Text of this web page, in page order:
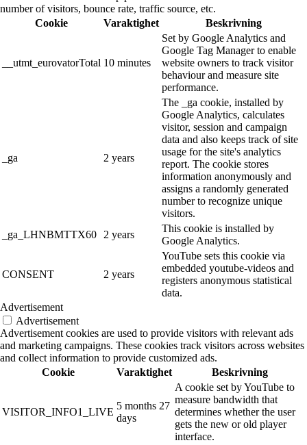
number of visitors, bounce rate, traffic source, etc.
Cookie
Varaktighet Beskrivning
__utmt_eurovatorTotal 10 minutes
Set by Google Analytics and
Google Tag Manager to enable
website owners to track visitor
behaviour and measure site
performance.
_ga 2 years
The _ga cookie, installed by
Google Analytics, calculates
visitor, session and campaign
data and also keeps track of site
usage for the site's analytics
report. The cookie stores
information anonymously and
assigns a randomly generated
number to recognize unique
visitors.
_ga_LHNBMTTX60
2 years
This cookie is installed by
Google Analytics.
CONSENT 2 years
YouTube sets this cookie via
embedded youtube-videos and
registers anonymous statistical
data.
Advertisement
Advertisement
Advertisement cookies are used to provide visitors with relevant ads
and marketing campaigns. These cookies track visitors across websites
and collect information to provide customized ads.
Cookie
Varaktighet Beskrivning
VISITOR_INFO1_LIVE
5 months 27
days
A cookie set by YouTube to
measure bandwidth that
determines whether the user
gets the new or old player
interface.